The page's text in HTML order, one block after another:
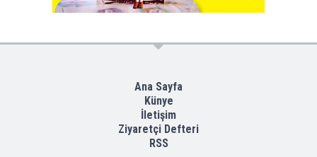
Ana Sayfa
Künye
İletişim
Ziyaretçi Defteri
RSS